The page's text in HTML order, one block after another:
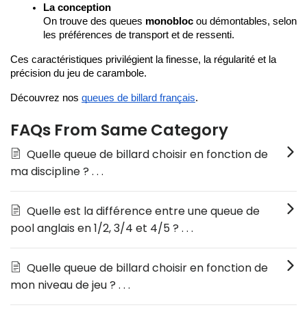
La conception
On trouve des queues monobloc ou démontables, selon
les préférences de transport et de ressenti.
Ces caractéristiques privilégient la finesse, la régularité et la
précision du jeu de carambole.
Découvrez nos queues de billard français.
FAQs From Same Category
Quelle queue de billard choisir en fonction de
ma discipline ? . . .
Quelle est la différence entre une queue de
pool anglais en 1/2, 3/4 et 4/5 ? . . .
Quelle queue de billard choisir en fonction de
mon niveau de jeu ? . . .